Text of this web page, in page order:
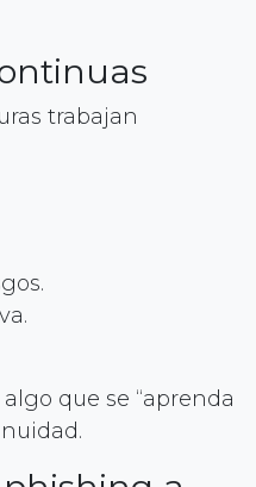
trabajan
que se “aprenda